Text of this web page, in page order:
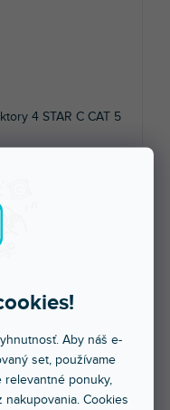
Aby náš e-
set, používame
relevantné ponuky,
Cookies
4 STAR C CAT 5
na predajni
DO KOŠÍKA
zástrčka Cat.5e.